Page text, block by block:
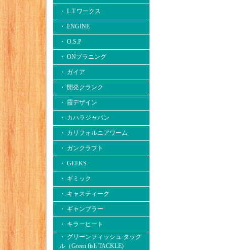
・ L.T.ワークス
・ ENGINE
・ O.S.P
・ ONプラニング
・ ガイア
・ 開発クランク
・ 霞デザイン
・ カハラジャパン
・ カリフォルニアワーム
・ ガンクラフト
・ GEEKS
・ ギミック
・ キャスティーク
・ ギャンブラー
・ キラーヒート
・ グリーンフィッシュ タック
ル（Green fish TACKLE)